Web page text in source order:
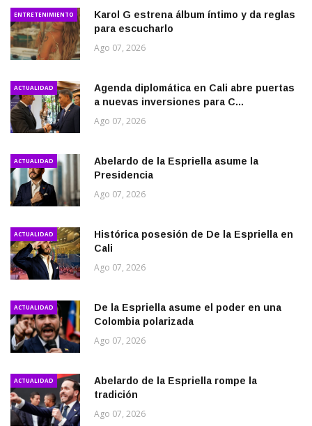
ENTRETENIMIENTO
Karol G estrena álbum íntimo y da reglas
para escucharlo
Ago 07, 2026
ACTUALIDAD
Agenda diplomática en Cali abre puertas
a nuevas inversiones para C...
Ago 07, 2026
ACTUALIDAD
Abelardo de la Espriella asume la
Presidencia
Ago 07, 2026
ACTUALIDAD
Histórica posesión de De la Espriella en
Cali
Ago 07, 2026
ACTUALIDAD
De la Espriella asume el poder en una
Colombia polarizada
Ago 07, 2026
ACTUALIDAD
Abelardo de la Espriella rompe la
tradición
Ago 07, 2026